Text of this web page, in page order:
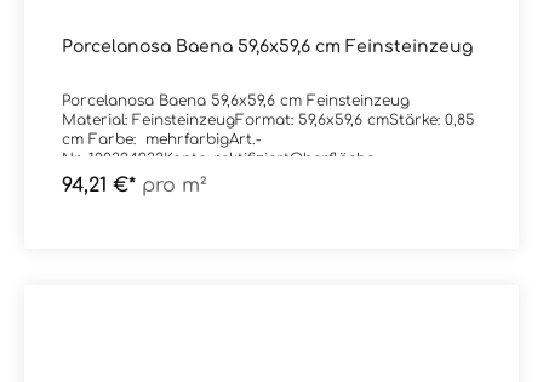
Porcelanosa Baena 59,6x59,6 cm Feinsteinzeug
Porcelanosa Baena 59,6x59,6 cm Feinsteinzeug
Material: FeinsteinzeugFormat: 59,6x59,6 cmStärke: 0,85
cm Farbe: mehrfarbigArt.-
Nr: 100324933Kante: rektifiziertOberfläche:
matt Trittsicherheit: --Verpackungsdaten:Paketinhalt:
1,78 m²Paletteninhalt: 56,84 m²
94,21 €* pro m²